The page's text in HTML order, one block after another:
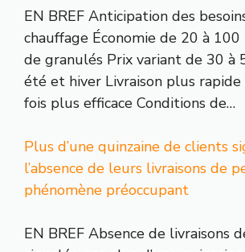
EN BREF Anticipation des
chauffage Économie de 20 à
de granulés Prix variant de 30 à
été et hiver Livraison plus
fois plus efficace Conditions de…
Plus d’une quinzaine de clients
l’absence de leurs livraisons de
phénomène préoccupant
EN BREF Absence de livraisons